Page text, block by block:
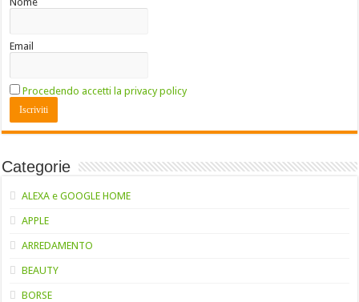
Email
Procedendo accetti la privacy policy
Categorie
ALEXA e GOOGLE HOME
APPLE
ARREDAMENTO
BEAUTY
BORSE